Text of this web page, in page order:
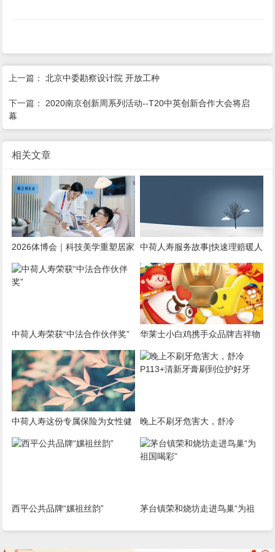
上一篇：北京中委勘察设计院 开放工种
下一篇： 2020南京创新周系列活动--T20中英创新合作大会将启
幕
相关文章
2026体博会｜科技美学重塑居家
健康休憩新范式
中荷人寿服务故事|快速理赔暖人
心 以爱之名传希望
中荷人寿荣获“中法合作伙伴奖”
华莱士小白鸡携手众品牌吉祥物
与元宝女足共同开启国民吉祥物
运动会
中荷人寿这份专属保险为女性健
康保驾护航
晚上不刷牙危害大，舒冷
P113+清新牙膏刷到位护好牙
西平公共品牌“嫘祖丝韵”
茅台镇荣和烧坊走进鸟巢“为祖